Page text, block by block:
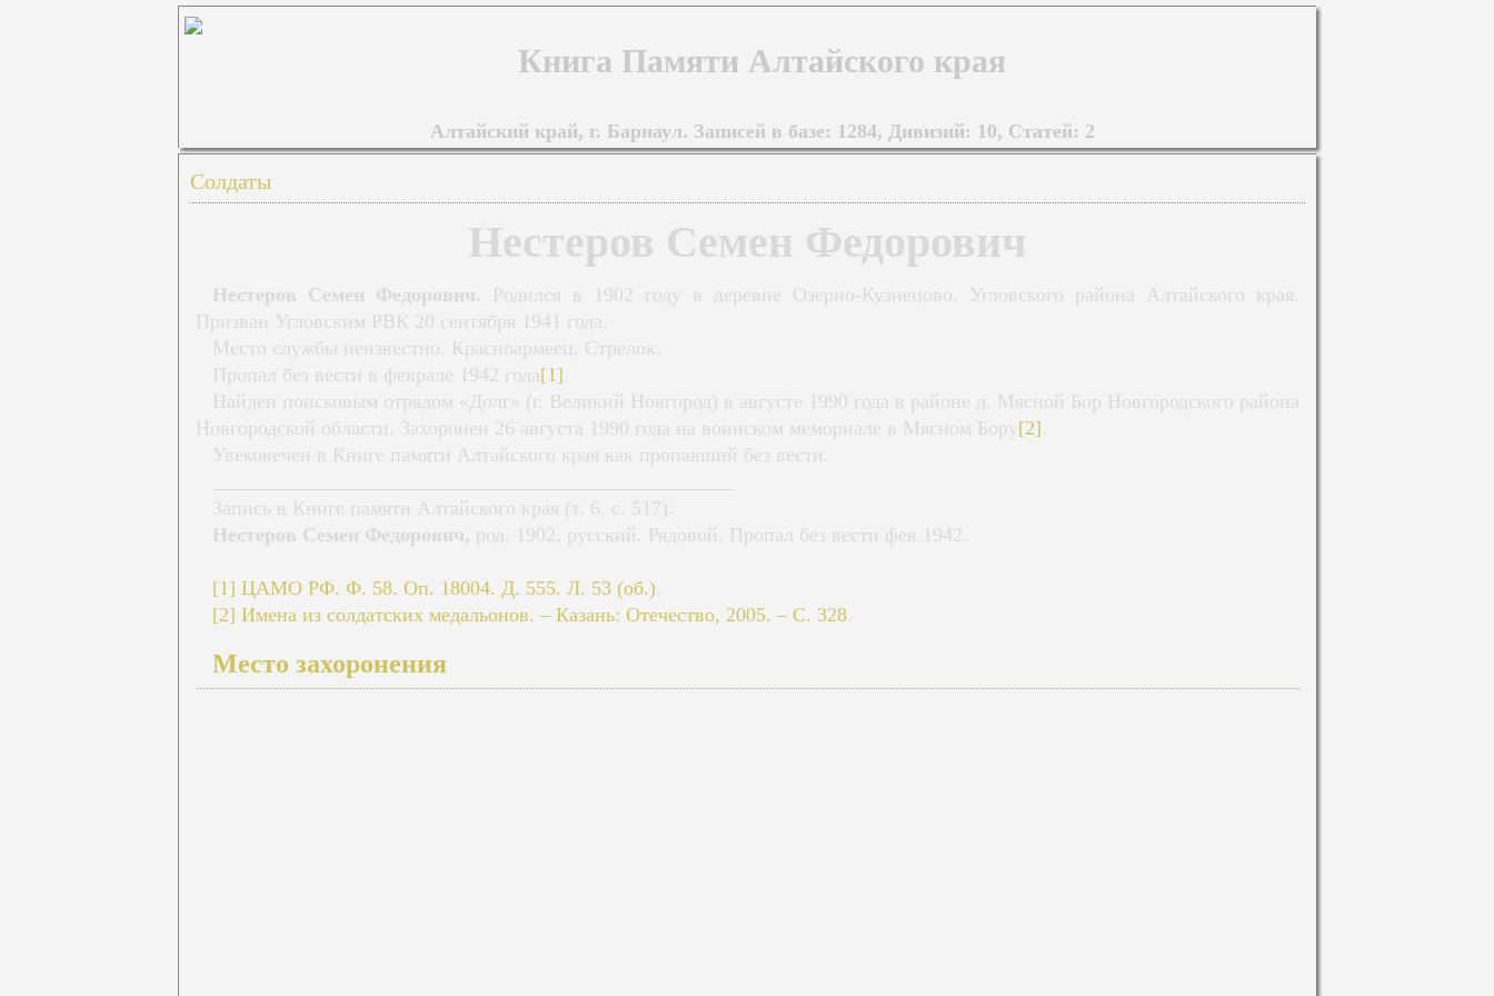
Книга Памяти Алтайского края
Алтайский край, г. Барнаул. Записей в базе: 1284, Дивизий: 10, Статей: 2
Солдаты
Нестеров Семен Федорович
Нестеров Семен Федорович. Родился в 1902 году в деревне Озерно-Кузнецово. Угловского района Алтайского края.
Призван Угловским РВК 20 сентября 1941 года.
Место службы неизвестно. Красноармеец. Стрелок.
Пропал без вести в феврале 1942 года[1].
Найден поисковым отрядом «Долг» (г. Великий Новгород) в августе 1990 года в районе д. Мясной Бор Новгородского района
Новгородской области. Захоронен 26 августа 1990 года на воинском мемориале в Мясном Бору[2].
Увековечен в Книге памяти Алтайского края как пропавший без вести.
Запись в Книге памяти Алтайского края (т. 6, с. 517):
Нестеров Семен Федорович, род. 1902, русский. Рядовой. Пропал без вести фев.1942.
[1] ЦАМО РФ. Ф. 58. Оп. 18004. Д. 555. Л. 53 (об.).
[2] Имена из солдатских медальонов. – Казань: Отечество, 2005. – С. 328.
Место захоронения